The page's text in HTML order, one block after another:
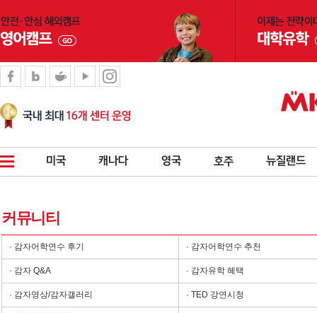
커뮤니티
· 감자어학연수 후기 · 감자어학연수 추천
· 감자 Q&A · 감자유학 혜택
· 감자영상/감자갤러리 · TED 강연시청